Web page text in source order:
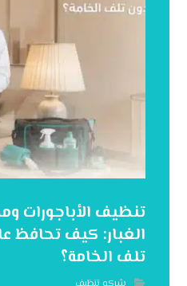
تنظيف الأباجورات
الغبار: كيف تحافظ
تلف الخامة؟